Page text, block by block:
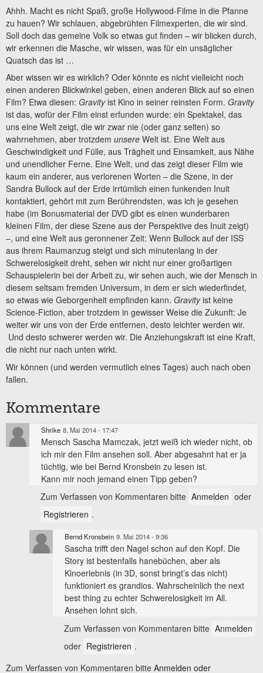
Ahhh. Macht es nicht Spaß, große Hollywood-Filme in die Pfanne
zu hauen? Wir schlauen, abgebrühten Filmexperten, die wir sind.
Soll doch das gemeine Volk so etwas gut finden – wir blicken durch,
wir erkennen die Masche, wir wissen, was für ein unsäglicher
Quatsch das ist …
Aber wissen wir es wirklich? Oder könnte es nicht vielleicht noch
einen anderen Blickwinkel geben, einen anderen Blick auf so einen
Film? Etwa diesen: Gravityist Kino in seiner reinsten Form. Gravity
ist das, wofür der Film einst erfunden wurde: ein Spektakel, das
uns eine Welt zeigt, die wir zwar nie (oder ganz selten) so
wahrnehmen, aber trotzdem unsere Welt ist. Eine Welt aus
Geschwindigkeit und Fülle, aus Trägheit und Einsamkeit, aus Nähe
und unendlicher Ferne. Eine Welt, und das zeigt dieser Film wie
kaum ein anderer, aus verlorenen Worten – die Szene, in der
Sandra Bullock auf der Erde irrtümlich einen funkenden Inuit
kontaktiert, gehört mit zum Berührendsten, was ich je gesehen
habe (im Bonusmaterial der DVD gibt es einen wunderbaren
kleinen Film, der diese Szene aus der Perspektive des Inuit zeigt)
–, und eine Welt aus geronnener Zeit: Wenn Bullock auf der ISS
aus ihrem Raumanzug steigt und sich minutenlang in der
Schwerelosigkeit dreht, sehen wir nicht nur einer großartigen
Schauspielerin bei der Arbeit zu, wir sehen auch, wie der Mensch in
diesem seltsam fremden Universum, in dem er sich wiederfindet,
so etwas wie Geborgenheit empfinden kann. Gravityist keine
Science-Fiction, aber trotzdem in gewisser Weise die Zukunft: Je
weiter wir uns von der Erde entfernen, desto leichter werden wir.
Und desto schwerer werden wir. Die Anziehungskraft ist eine Kraft,
die nicht nur nach unten wirkt.
Wir können (und werden vermutlich eines Tages) auch nach oben
fallen.
Kommentare
Shrike 8. Mai 2014 - 17:47
Mensch Sascha Mamczak, jetzt weiß ich wieder nicht, ob
ich mir den Film ansehen soll. Aber abgesahnt hat er ja
tüchtig, wie bei Bernd Kronsbein zu lesen ist.
Kann mir noch jemand einen Tipp geben?
Zum Verfassen von Kommentaren bitte Anmelden oder
Registrieren .
Bernd Kronsbein 9. Mai 2014 - 9:36
Sascha trifft den Nagel schon auf den Kopf. Die
Story ist bestenfalls hanebüchen, aber als
Kinoerlebnis (in 3D, sonst bringt’s das nicht)
funktioniert es grandios. Wahrscheinlich the next
best thing zu echter Schwerelosigkeit im All.
Ansehen lohnt sich.
Zum Verfassen von Kommentaren bitte Anmelden
oder Registrieren .
Zum Verfassen von Kommentaren bitte Anmelden oder